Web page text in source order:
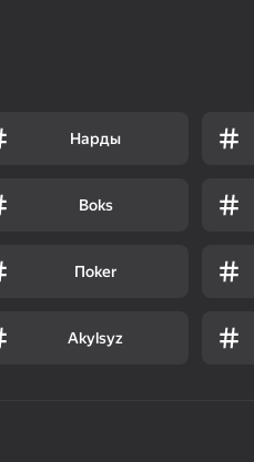
Нарды
Boks
Пoker
Akylsyz